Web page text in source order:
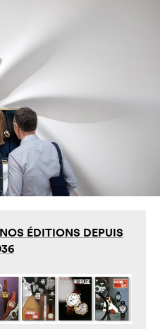
ÉDITIONS DEPUIS